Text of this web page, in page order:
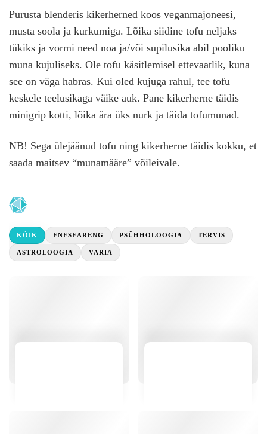
Purusta blenderis kikerherned koos veganmajoneesi,
musta soola ja kurkumiga. Lõika siidine tofu neljaks
tükiks ja vormi need noa ja/või supilusika abil pooliku
muna kujuliseks. Ole tofu käsitlemisel ettevaatlik, kuna
see on väga habras. Kui oled kujuga rahul, tee tofu
keskele teelusikaga väike auk. Pane kikerherne täidis
minigrip kotti, lõika ära üks nurk ja täida tofumunad.
NB! Sega ülejäänud tofu ning kikerherne täidis kokku, et
saada maitsev “munamääre” võileivale.
KÕIK ENESEARENG PSÜHHOLOOGIA TERVIS
ASTROLOOGIA VARIA